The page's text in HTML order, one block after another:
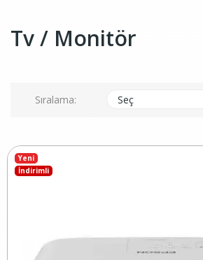
Tv / Monitör
Sıralama: Seç
Yeni
İndirimli